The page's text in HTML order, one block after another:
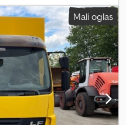
- motor šest cilindara, 220 KS
rastojanje 4185 mm; -
kočnica); - zadnje
Aueuer - ukupna masa 10.000
podizači prozora, električno
vozačevo sedište,
mase Nadogradnja: -
m (unutrašnje dimenzije) sa
cm; Vozilo je dostupno za
AUTOCARRI SRL Via
Mali oglas